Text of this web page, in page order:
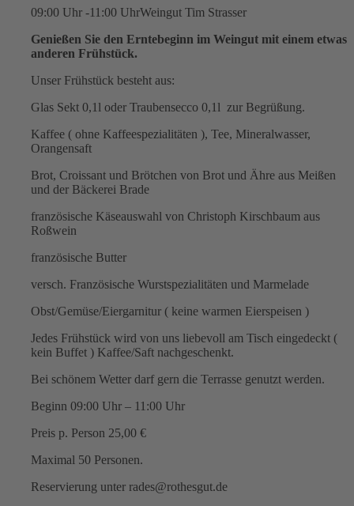
09:00 Uhr -11:00 UhrWeingut Tim Strasser
Genießen Sie den Erntebeginn im Weingut mit einem etwas
anderen Frühstück.
Unser Frühstück besteht aus:
Glas Sekt 0,1l oder Traubensecco 0,1l zur Begrüßung.
Kaffee ( ohne Kaffeespezialitäten ), Tee, Mineralwasser,
Orangensaft
Brot, Croissant und Brötchen von Brot und Ähre aus Meißen
und der Bäckerei Brade
französische Käseauswahl von Christoph Kirschbaum aus
Roßwein
französische Butter
versch. Französische Wurstspezialitäten und Marmelade
Obst/Gemüse/Eiergarnitur ( keine warmen Eierspeisen )
Jedes Frühstück wird von uns liebevoll am Tisch eingedeckt (
kein Buffet ) Kaffee/Saft nachgeschenkt.
Bei schönem Wetter darf gern die Terrasse genutzt werden.
Beginn 09:00 Uhr – 11:00 Uhr
Preis p. Person 25,00 €
Maximal 50 Personen.
Reservierung unter rades@rothesgut.de